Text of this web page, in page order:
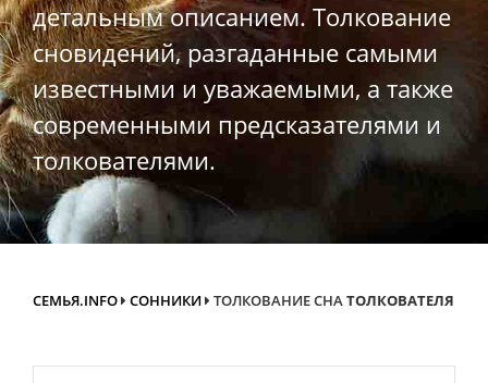
детальным описанием. Толкование
сновидений, разгаданные самыми
известными и уважаемыми, а также
современными предсказателями и
толкователями.
СЕМЬЯ.INFO СОННИКИ ТОЛКОВАНИЕ СНАТОЛКОВАТЕЛЯ